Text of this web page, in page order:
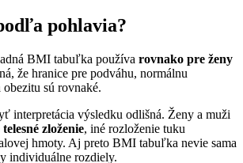
pohlavia?
BMI tabuľka používa rovnako pre ženy
že hranice pre podváhu, normálnu
sú rovnaké.
interpretácia výsledku odlišná. Ženy a muži
zloženie, iné rozloženie tuku
hmoty. Aj preto BMI tabuľka nevie sama
individuálne rozdiely.